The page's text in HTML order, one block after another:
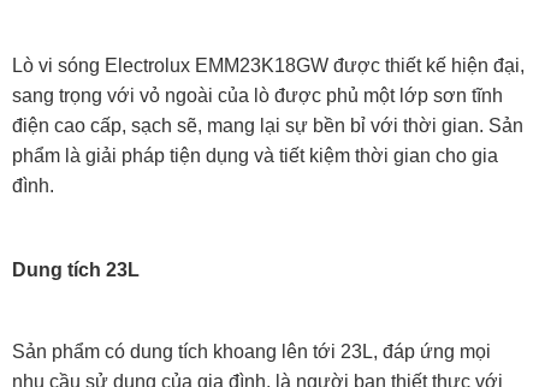
Lò vi sóng Electrolux EMM23K18GW được thiết kế hiện đại,
sang trọng với vỏ ngoài của lò được phủ một lớp sơn tĩnh
điện cao cấp, sạch sẽ, mang lại sự bền bỉ với thời gian. Sản
phẩm là giải pháp tiện dụng và tiết kiệm thời gian cho gia
đình.
Dung tích 23L
Sản phẩm có dung tích khoang lên tới 23L, đáp ứng mọi
nhu cầu sử dụng của gia đình, là người bạn thiết thực với